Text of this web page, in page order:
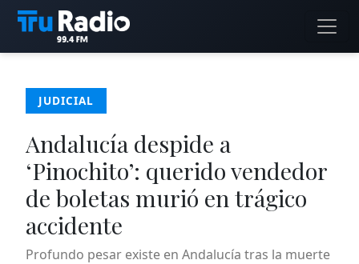
JUDICIAL
Andalucía despide a
‘Pinochito’: querido vendedor
de boletas murió en trágico
accidente
Profundo pesar existe en Andalucía tras la muerte